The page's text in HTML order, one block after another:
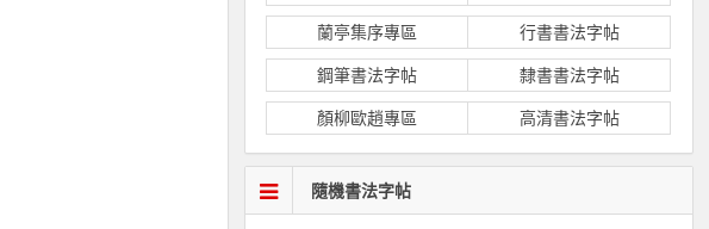
蘭亭集序專區 行書書法字帖
鋼筆書法字帖 隸書書法字帖
顏柳歐趙專區 高清書法字帖
隨機書法字帖